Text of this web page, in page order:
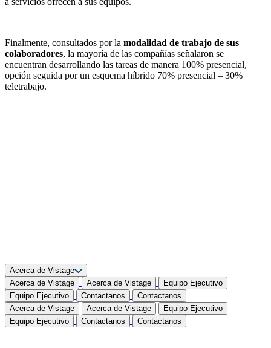
Finalmente, consultados por la modalidad de trabajo de sus
colaboradores, la mayoría de las compañías señalaron se
encuentran desarrollando las tareas de manera 100% presencial,
opción seguida por un esquema híbrido 70% presencial – 30%
teletrabajo.
Acerca de Vistage
Acerca de Vistage
Acerca de Vistage
Equipo Ejecutivo
Equipo Ejecutivo
Contactanos
Contactanos
Acerca de Vistage
Acerca de Vistage
Equipo Ejecutivo
Equipo Ejecutivo
Contactanos Contactanos